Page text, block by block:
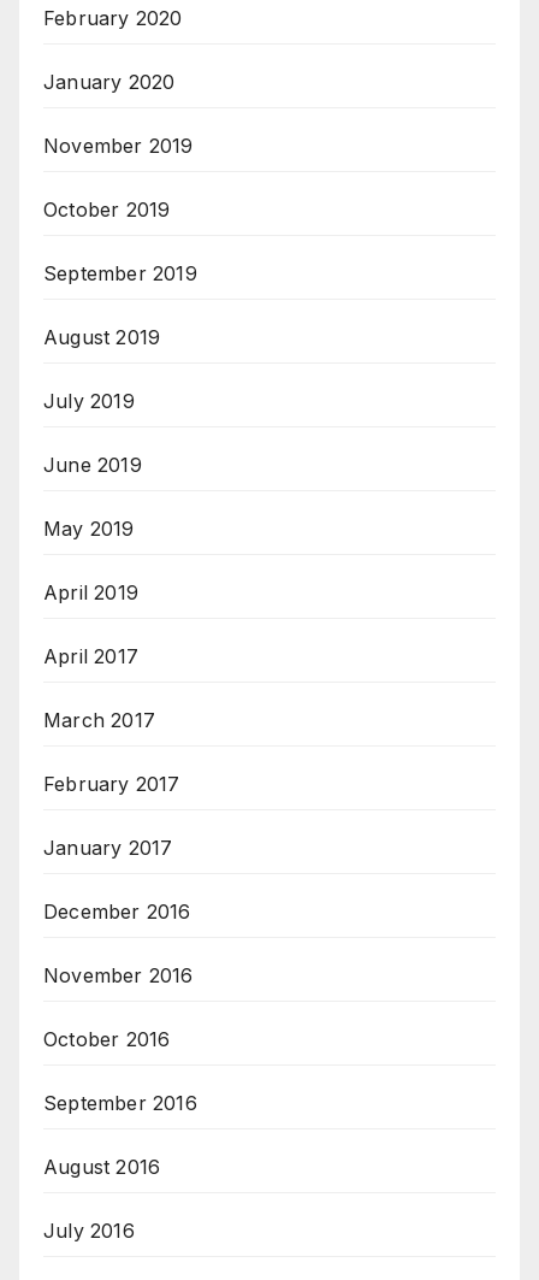
February 2020
January 2020
November 2019
October 2019
September 2019
August 2019
July 2019
June 2019
May 2019
April 2019
April 2017
March 2017
February 2017
January 2017
December 2016
November 2016
October 2016
September 2016
August 2016
July 2016